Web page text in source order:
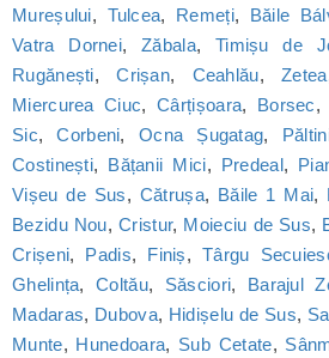
Mureșului, Tulcea, Remeți, Băile
Vatra Dornei,Zăbala, Timișu de
Rugănești,Crișan, Ceahlău,Zetea
Miercurea Ciuc,Cârțișoara, Borsec,
Sic,Corbeni, Ocna Șugatag,
Costinești, Bățanii Mici, Predeal,
Vișeu de Sus, Cătrușa, Băile 1 Mai,
Bezidu Nou,Cristur, Moieciu de Sus,
Crișeni, Padis, Finiș,Târgu
Ghelința,Coltău, Săsciori, Barajul
Madaras, Dubova, Hidișelu de Sus,
Munte, Hunedoara, Sub Cetate,